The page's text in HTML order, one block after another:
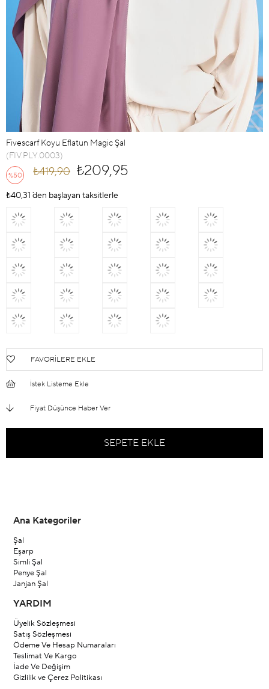
Fivescarf Koyu Eflatun Magic Şal
(FIV.PLY.0003)
%50
İndirim
₺419,90 ₺209,95
₺40,31 `den başlayan taksitlerle
FAVORILERE EKLE
İstek Listeme Ekle
Fiyat Düşünce Haber Ver
Ana Kategoriler
Şal
Eşarp
Simli Şal
Penye Şal
Janjan Şal
YARDIM
Üyelik Sözleşmesi
Satış Sözleşmesi
Ödeme Ve Hesap Numaraları
Teslimat Ve Kargo
İade Ve Değişim
Gizlilik ve Çerez Politikası